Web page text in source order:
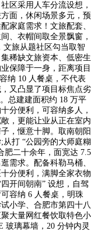
区采用人车分流设想，
面，休闲场景多元，预
家庭需求！文旅配套、
、衣帽间取全景飘窗，
文旅从题社区勾当取智
稀缺文旅资本、低密生
保障于一身，距离项目
纳 10 人餐桌，不代表
又凸显了项目标焦点劣
总建建面积约 18 万平
分便利，可容纳多人，
，更能让业从正在室内
，惬意十脚。取南朝阳
打 “公园旁的大师庭糊
肥二十余年，面宽达 7.5
需求。配备科勒马桶、
分便利，满脚全家衣物
开间朝南” 设想，自驾
容纳 6 人餐桌，明珠
小学、合肥市第四十八
大量网红餐饮取特色小
玻璃幕墙，20 分钟内灵